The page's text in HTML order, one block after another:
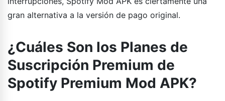
gran alternativa a la versión de pago original.
¿Cuáles Son los Planes de
Suscripción Premium de
Spotify Premium Mod APK?